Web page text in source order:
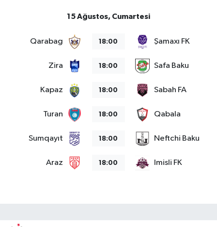
15 Ağustos, Cumartesi
Qarabag 18:00 Şamaxı FK
Zira 18:00 Safa Baku
Kapaz 18:00 Sabah FA
Turan 18:00 Qabala
Sumqayıt 18:00 Neftchi Baku
Araz 18:00 Imisli FK